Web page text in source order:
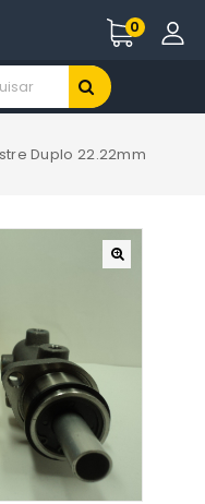
0
Duplo 22.22mm